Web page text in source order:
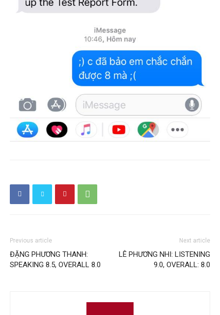
Previous article
ĐẶNG PHƯƠNG THANH:
SPEAKING 8.5, OVERALL 8.0
Next article
LÊ PHƯƠNG NHI: LISTENING
9.0, OVERALL: 8.0